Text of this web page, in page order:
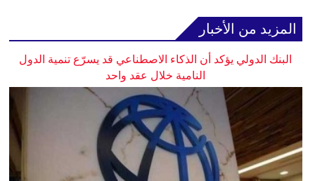
المزيد من الأخبار
البنك الدولي يؤكد أن الذكاء الاصطناعي قد يسرّع تنمية الدول
النامية خلال عقد واحد